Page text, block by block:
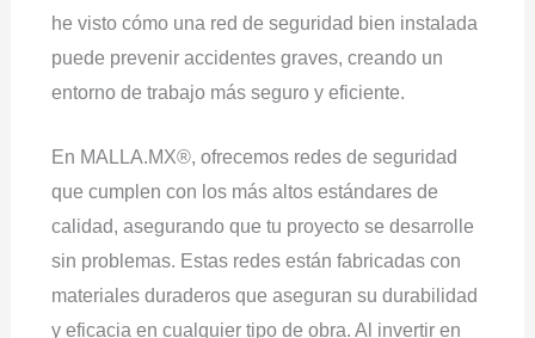
he visto cómo una red de seguridad bien instalada
puede prevenir accidentes graves, creando un
entorno de trabajo más seguro y eficiente.
En MALLA.MX®, ofrecemos redes de seguridad
que cumplen con los más altos estándares de
calidad, asegurando que tu proyecto se desarrolle
sin problemas. Estas redes están fabricadas con
materiales duraderos que aseguran su durabilidad
y eficacia en cualquier tipo de obra. Al invertir en